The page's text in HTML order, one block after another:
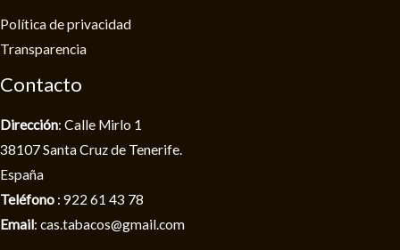
Política de privacidad​
Transparencia
Contacto
Dirección: Calle Mirlo 1
38107 Santa Cruz de Tenerife.
España
Teléfono : 922 61 43 78
Email: cas.tabacos@gmail.com